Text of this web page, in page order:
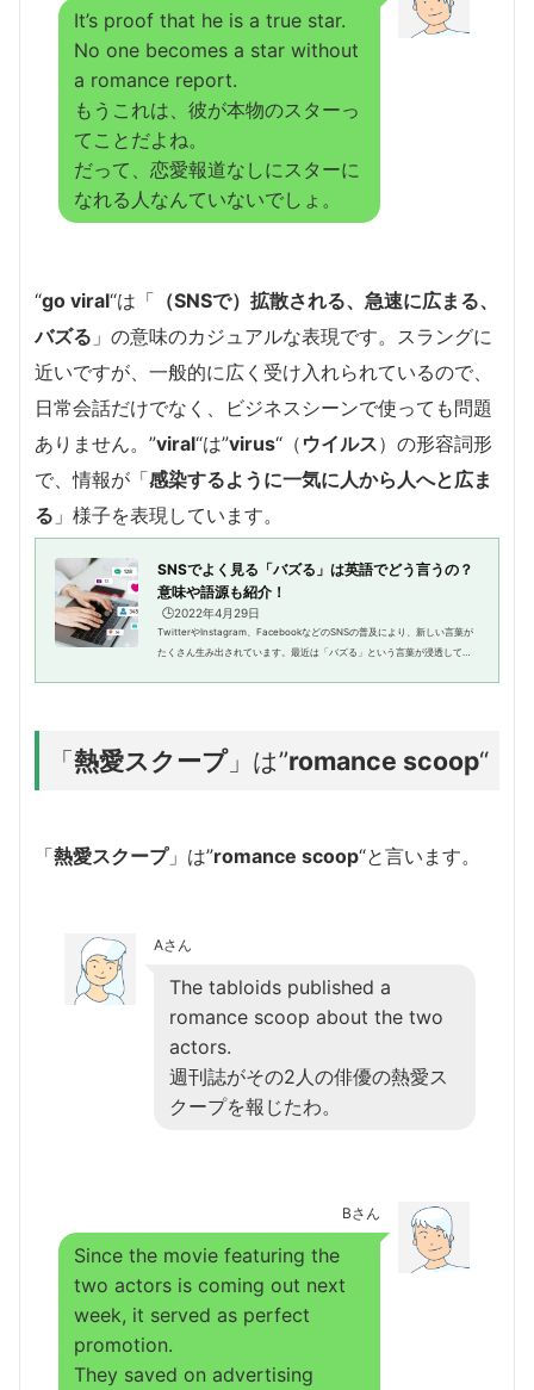
It’s proof that he is a true star.
No one becomes a star without
a romance report.
もうこれは、彼が本物のスターっ
てことだよね。
だって、恋愛報道なしにスターに
なれる人なんていないでしょ。
“go viral“は「 （SNSで）拡散される、急速に広まる、
バズる 」の意味のカジュアルな表現です。スラングに
近いですが、一般的に広く受け入れられているので、
日常会話だけでなく、ビジネスシーンで使っても問題
ありません。”viral“は”virus“（ ウイルス）の形容詞形
で、情報が「感染するように一気に人から人へと広ま
る 」様子を表現しています。
SNSでよく見る「バズる」は英語でどう言うの？
意味や語源も紹介！
🕒️2022年4月29日
TwitterやInstagram、FacebookなどのSNSの普及により、新しい言葉が
たくさん生み出されています。最近は「バズる」という言葉が浸透してお
「熱愛スクープ」は”romance scoop“
「熱愛スクープ」は”romance scoop“と言います。
Aさん
The tabloids published a
romance scoop about the two
actors.
週刊誌がその2人の俳優の熱愛ス
クープを報じたわ。
Bさん
Since the movie featuring the
two actors is coming out next
week, it served as perfect
promotion.
They saved on advertising